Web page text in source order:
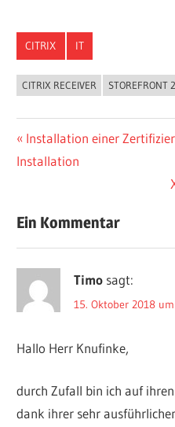
CITRIX IT
CITRIX RECEIVER STOREFRONT 2
Vorheriger
Beitrag:
Installation einer
Installation
Ein Kommentar
Timo sagt:
15. Oktober 2018
Hallo Herr Knufinke,
durch Zufall bin ich auf
dank ihrer sehr